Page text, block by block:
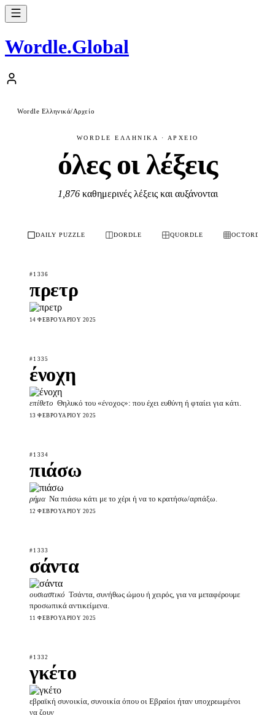
Wordle.Global
Wordle Ελληνικά/Αρχείο
WORDLE ΕΛΛΗΝΙΚΆ · ΑΡΧΕΊΟ
όλες οι λέξεις
1,876καθημερινές λέξεις και αυξάνονται
DAILY PUZZLE DORDLE QUORDLE OCTORDLE
#1336
πρετρ
14 ΦΕΒΡΟΥΑΡΊΟΥ 2025
#1335
ένοχη
επίθετο Θηλυκό του «ένοχος»: που έχει ευθύνη ή φταίει για κάτι.
13 ΦΕΒΡΟΥΑΡΊΟΥ 2025
#1334
πιάσω
ρήμα Να πιάσω κάτι με το χέρι ή να το κρατήσω/αρπάξω.
12 ΦΕΒΡΟΥΑΡΊΟΥ 2025
#1333
σάντα
ουσιαστικό Τσάντα, συνήθως ώμου ή χειρός, για να μεταφέρουμε
προσωπικά αντικείμενα.
11 ΦΕΒΡΟΥΑΡΊΟΥ 2025
#1332
γκέτο
εβραϊκή συνοικία, συνοικία όπου οι Εβραίοι ήταν υποχρεωμένοι
να ζουν